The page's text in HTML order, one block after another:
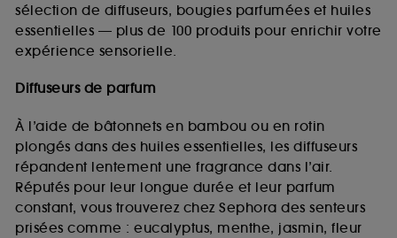
sélection de diffuseurs, bougies parfumées et huiles
essentielles — plus de 100 produits pour enrichir votre
expérience sensorielle.
Diffuseurs de parfum
À l’aide de bâtonnets en bambou ou en rotin
plongés dans des huiles essentielles, les diffuseurs
répandent lentement une fragrance dans l’air.
Réputés pour leur longue durée et leur parfum
constant, vous trouverez chez Sephora des senteurs
prisées comme : eucalyptus, menthe, jasmin, fleur